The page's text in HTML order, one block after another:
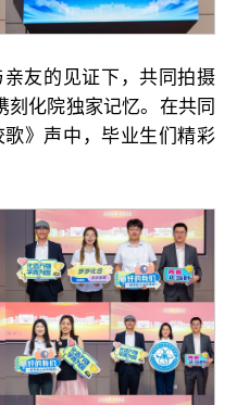
友的见证下，共同拍摄
化院独家记忆。在共同
》声中，毕业生们精彩